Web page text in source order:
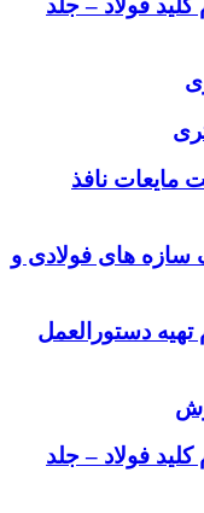
فولاد – جلد
مایعات نافذ
سازه های فولادی و
دستورالعمل
فولاد – جلد